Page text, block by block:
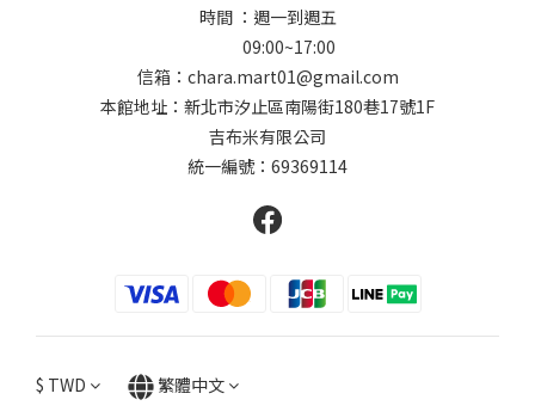
時間 ：週一到週五
09:00~17:00
信箱：chara.mart01@gmail.com
本館地址：新北市汐止區南陽街180巷17號1F
吉布米有限公司
統一編號：69369114
$ TWD 繁體中文